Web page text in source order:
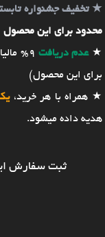
★تخفیف جشنواره
محدود برای این محصول
★عدم دریافت 9% مالیات بر ارزش افزوده (به مبلغ
برای این محصول)
★ همراه با هر خرید،یک
هدیه داده میشود.
ثبت سفارش